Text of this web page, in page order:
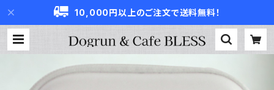
10,000円以上のご注文で送料無料！